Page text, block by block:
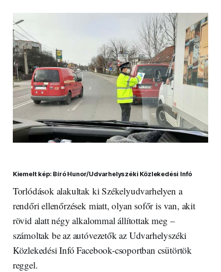
Kiemelt kép: Bíró Hunor/Udvarhelyszéki Közlekedési Infó
Torlódások alakultak ki Székelyudvarhelyen a
rendőri ellenőrzések miatt, olyan sofőr is van, akit
rövid alatt négy alkalommal állítottak meg –
számoltak be az autóvezetők az Udvarhelyszéki
Közlekedési Infó Facebook-csoportban csütörtök
reggel.